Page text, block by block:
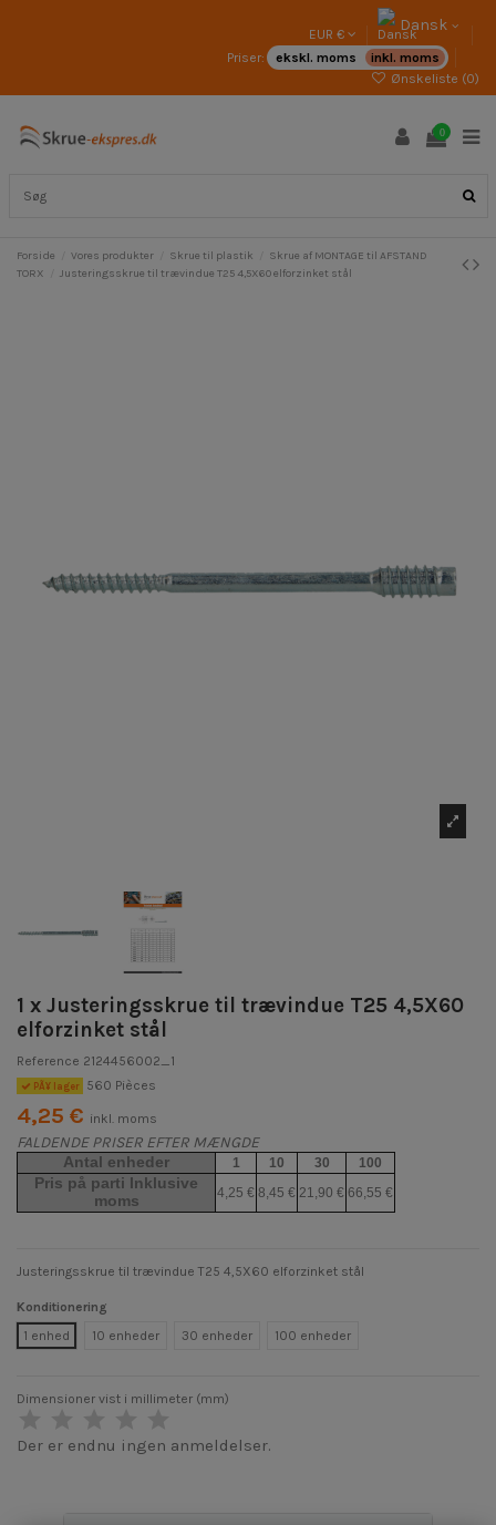
EUR € Dansk
Priser: ekskl. moms
inkl. moms
Ønskeliste (0)
0
Forside Vores produkter Skrue til plastik
Skrue af MONTAGE til AFSTAND
TORX
Justeringsskrue til trævindue T25 4,5X60 elforzinket stål
1 x Justeringsskrue til trævindue T25 4,5X60
elforzinket stål
Reference 2124456002_1
PÃ¥ lager 560 Pièces
4,25 € inkl. moms
FALDENDE PRISER EFTER MÆNGDE
Antal enheder 1 10 30 100
Pris på parti Inklusive
moms
4,25 € 8,45 € 21,90 € 66,55 €
Justeringsskrue til trævindue T25 4,5X60 elforzinket stål
Konditionering
1 enhed
10 enheder 30 enheder 100 enheder
Dimensioner vist i millimeter (mm)
Der er endnu ingen anmeldelser.